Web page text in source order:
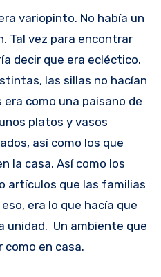
variopinto. No había un
Tal vez para encontrar
decir que era ecléctico.
las sillas no hacían
como una paisano de
platos y vasos
así como los que
la casa. Así como los
artículos que las familias
era lo que hacía que
unidad. Un ambiente que
en casa.